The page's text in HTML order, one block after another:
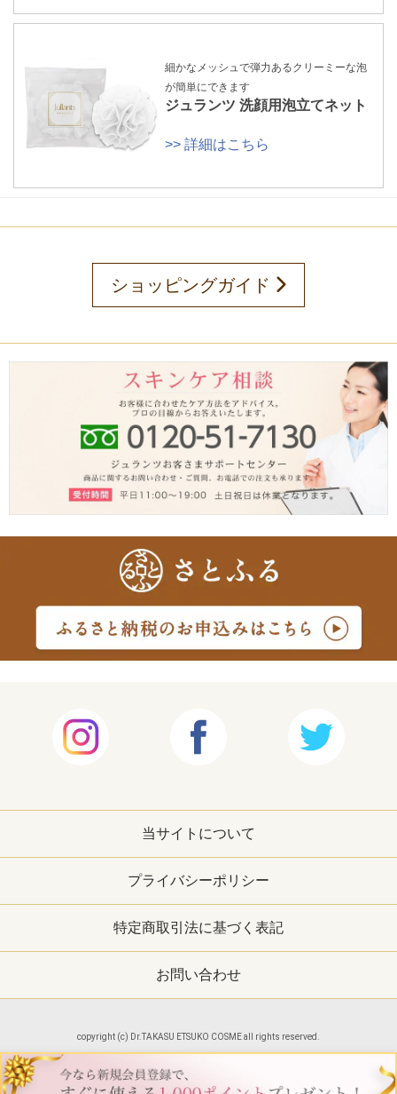
細かなメッシュで弾力あるクリーミーな泡
が簡単にできます
ジュランツ 洗顔用泡立てネット
>> 詳細はこちら
ショッピングガイド
当サイトについて
プライバシーポリシー
特定商取引法に基づく表記
お問い合わせ
copyright (c) Dr.TAKASU ETSUKO COSME all rights reserved.